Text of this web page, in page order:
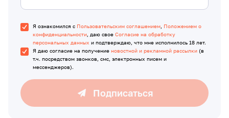
Я ознакомился с Пользовательским соглашением, Положением о
конфиденциальности, даю свое Согласие на обработку
персональных данных и подтверждаю, что мне исполнилось 18 лет.
Я даю согласие на получение новостной и рекламной рассылки (в
т.ч. посредством звонков, смс, электронных писем и
мессенджеров).
Подписаться